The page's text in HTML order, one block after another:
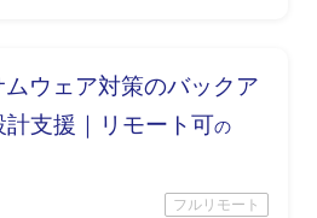
側クラウド担当との連携、各国拠
展開推進
ムウェア対策のバックア
計支援｜リモート可の
フルリモート